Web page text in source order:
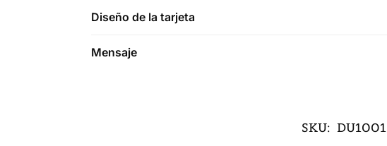
Diseño de la tarjeta
Mensaje
SKU: DU1001